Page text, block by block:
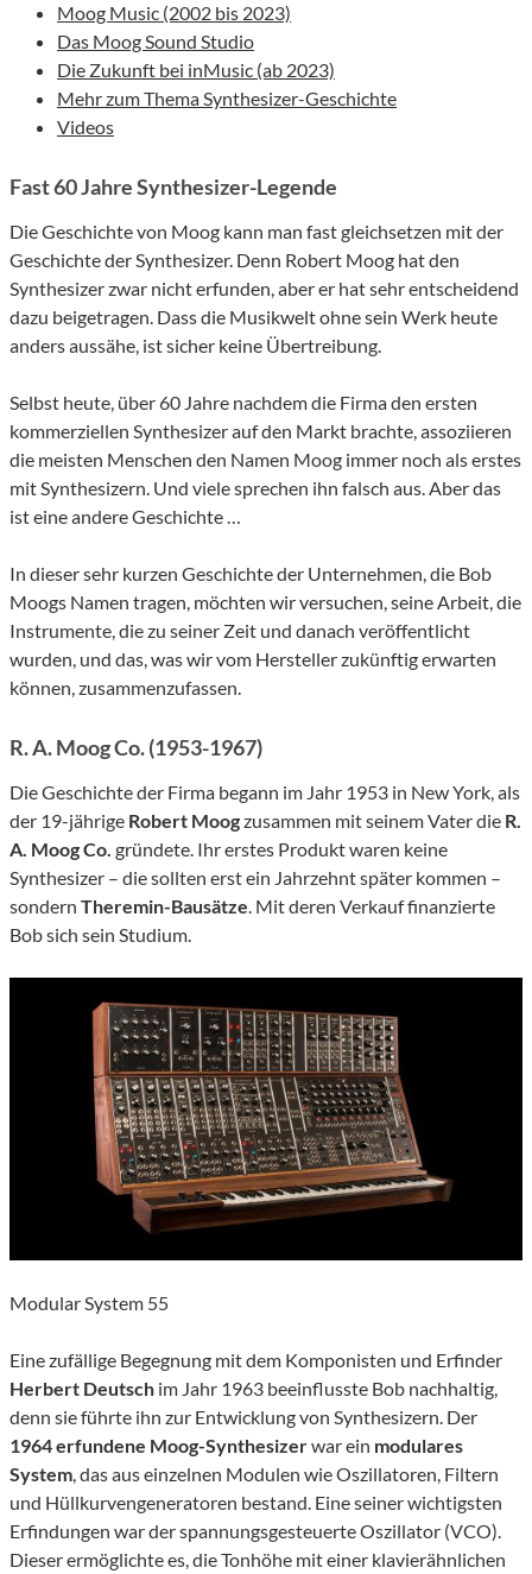
Moog Music (2002 bis 2023)
Das Moog Sound Studio
Die Zukunft bei inMusic (ab 2023)
Mehr zum Thema Synthesizer-Geschichte
Videos
Fast 60 Jahre Synthesizer-Legende
Die Geschichte von Moog kann man fast gleichsetzen mit der
Geschichte der Synthesizer. Denn Robert Moog hat den
Synthesizer zwar nicht erfunden, aber er hat sehr entscheidend
dazu beigetragen. Dass die Musikwelt ohne sein Werk heute
anders aussähe, ist sicher keine Übertreibung.
Selbst heute, über 60 Jahre nachdem die Firma den ersten
kommerziellen Synthesizer auf den Markt brachte, assoziieren
die meisten Menschen den Namen Moog immer noch als erstes
mit Synthesizern. Und viele sprechen ihn falsch aus. Aber das
ist eine andere Geschichte …
In dieser sehr kurzen Geschichte der Unternehmen, die Bob
Moogs Namen tragen, möchten wir versuchen, seine Arbeit, die
Instrumente, die zu seiner Zeit und danach veröffentlicht
wurden, und das, was wir vom Hersteller zukünftig erwarten
können, zusammenzufassen.
R. A. Moog Co. (1953-1967)
Die Geschichte der Firma begann im Jahr 1953 in New York, als
der 19-jährige Robert Moogzusammen mit seinem Vater die R.
A. Moog Co. gründete. Ihr erstes Produkt waren keine
Synthesizer – die sollten erst ein Jahrzehnt später kommen –
sondern Theremin-Bausätze. Mit deren Verkauf finanzierte
Bob sich sein Studium.
Modular System 55
Eine zufällige Begegnung mit dem Komponisten und Erfinder
Herbert Deutsch im Jahr 1963 beeinflusste Bob nachhaltig,
denn sie führte ihn zur Entwicklung von Synthesizern. Der
1964 erfundene Moog-Synthesizerwar ein modulares
System, das aus einzelnen Modulen wie Oszillatoren, Filtern
und Hüllkurvengeneratoren bestand. Eine seiner wichtigsten
Erfindungen war der spannungsgesteuerte Oszillator (VCO).
Dieser ermöglichte es, die Tonhöhe mit einer klavierähnlichen